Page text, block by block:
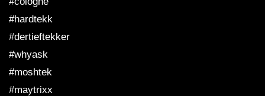
#hardtekk
#dertieftekker
#whyask
#moshtek
#maytrixx